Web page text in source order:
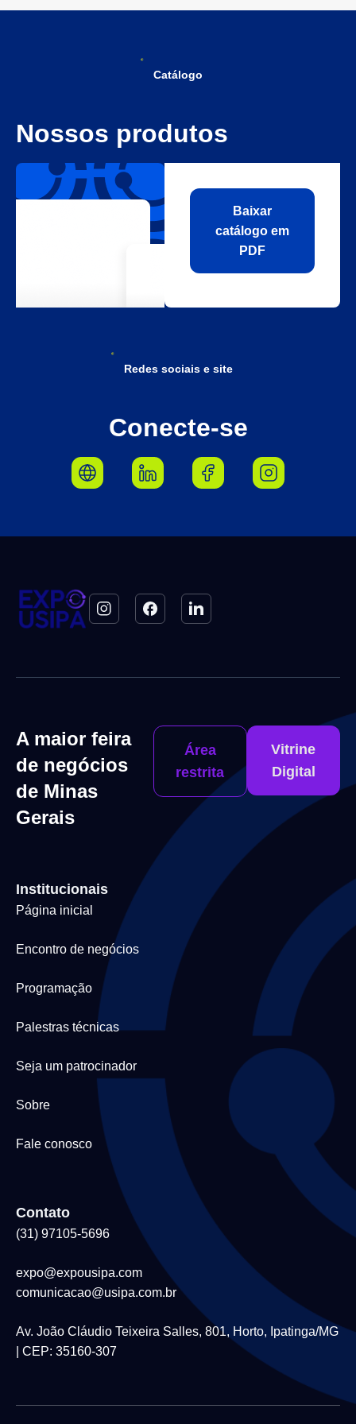
Catálogo
Nossos produtos
Baixar
catálogo em
PDF
Redes sociais e site
Conecte-se
A maior feira
de negócios
de Minas
Gerais
Área
restrita
Vitrine
Digital
Institucionais
Página inicial
Encontro de negócios
Programação
Palestras técnicas
Seja um patrocinador
Sobre
Fale conosco
Contato
(31) 97105-5696
expo@expousipa.com
comunicacao@usipa.com.br
Av. João Cláudio Teixeira Salles, 801, Horto, Ipatinga/MG
| CEP: 35160-307